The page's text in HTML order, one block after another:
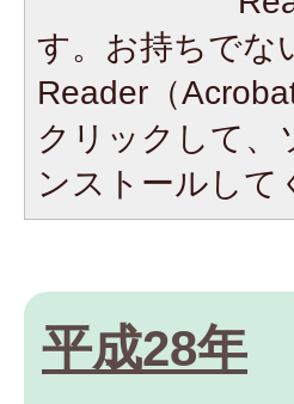
す。お持ちでな
Reader（
クリックして、
ンストールして
平成28年